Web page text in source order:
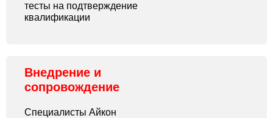
тесты на подтверждение
квалификации
Внедрение и
сопровождение
Специалисты Айкон